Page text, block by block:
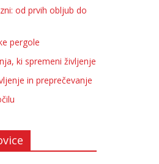
od prvih obljub do
pergole
ki spremeni življenje
in preprečevanje